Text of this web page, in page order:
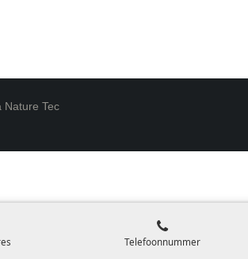
Nature Tec
Telefoonnummer